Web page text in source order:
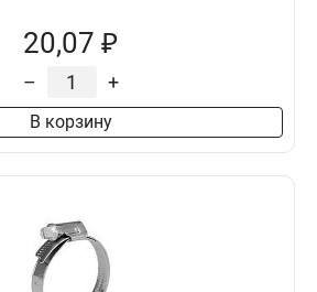
20,07 ₽
– +
В корзину